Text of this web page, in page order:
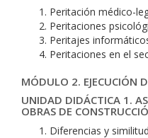
Peritación médico-
Peritaciones
Peritajes
Peritaciones en el
MÓDULO 2. EJECUCIÓN
UNIDAD DIDÁCTICA 1.
OBRAS DE
Diferencias y